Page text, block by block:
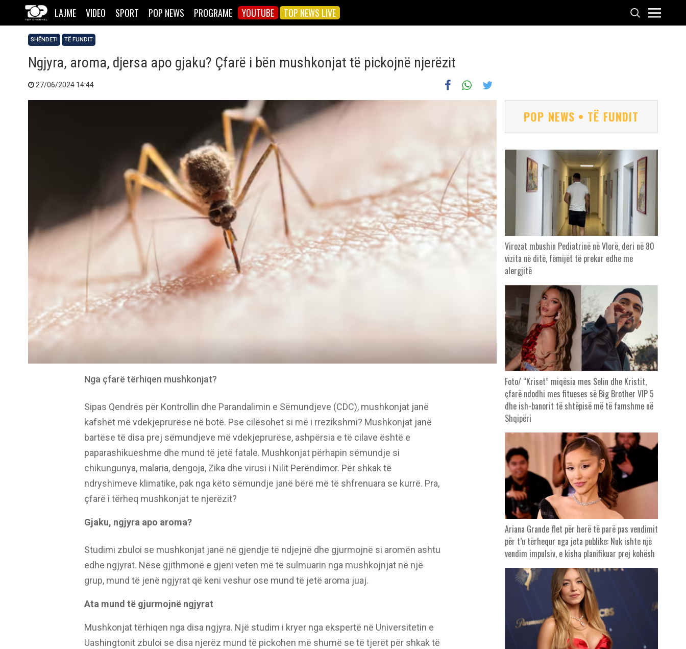
LAJME VIDEO SPORT POP NEWS PROGRAME YOUTUBE TOP NEWS LIVE
SHËNDETI TË FUNDIT
Ngjyra, aroma, djersa apo gjaku? Çfarë i bën mushkonjat të pickojnë njerëzit
27/06/2024 14:44
Nga çfarë tërhiqen mushkonjat?
Sipas Qendrës për Kontrollin dhe Parandalimin e Sëmundjeve (CDC), mushkonjat janë
kafshët më vdekjeprurëse në botë. Pse cilësohet si më i rrezikshmi? Mushkonjat janë
bartëse të disa prej sëmundjeve më vdekjeprurëse, ashpërsia e të cilave është e
paparashikueshme dhe mund të jetë fatale. Mushkonjat përhapin sëmundje si
chikungunya, malaria, dengoja, Zika dhe virusi i Nilit Perëndimor. Për shkak të
ndryshimeve klimatike, pak nga këto sëmundje janë bërë më të shfrenuara se kurrë. Pra,
çfarë i tërheq mushkonjat te njerëzit?
Gjaku, ngjyra apo aroma?
Studimi zbuloi se mushkonjat janë në gjendje të ndjejnë dhe gjurmojnë si aromën ashtu
edhe ngjyrat. Nëse gjithmonë e gjeni veten më të sulmuarin nga mushkojnjat në një
grup, mund të jenë ngjyrat që keni veshur ose mund të jetë aroma juaj.
Ata mund të gjurmojnë ngjyrat
Mushkonjat tërhiqen nga disa ngjyra. Një studim i kryer nga ekspertë në Universitetin e
Uashingtonit zbuloi se disa njerëz mund të pickohen më shumë se të tjerët për shkak të
POP NEWS • TË FUNDIT
Virozat mbushin Pediatrinë në Vlorë, deri në 80
vizita në ditë, fëmijët të prekur edhe me
alergjitë
Foto/ “Kriset” miqësia mes Selin dhe Kristit,
çfarë ndodhi mes fitueses së Big Brother VIP 5
dhe ish-banorit të shtëpisë më të famshme në
Shqipëri
Ariana Grande flet për herë të parë pas vendimit
për t’u tërhequr nga jeta publike: Nuk ishte një
vendim impulsiv, e kisha planifikuar prej kohësh